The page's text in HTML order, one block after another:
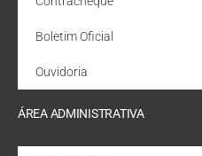
Boletim Oficial
Ouvidoria
ÁREA ADMINISTRATIVA